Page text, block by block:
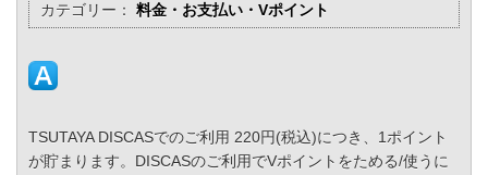
カテゴリー： 料金・お支払い・Vポイント
TSUTAYA DISCASでのご利用 220円(税込)につき、1ポイント
が貯まります。DISCASのご利用でVポイントをためる/使うに